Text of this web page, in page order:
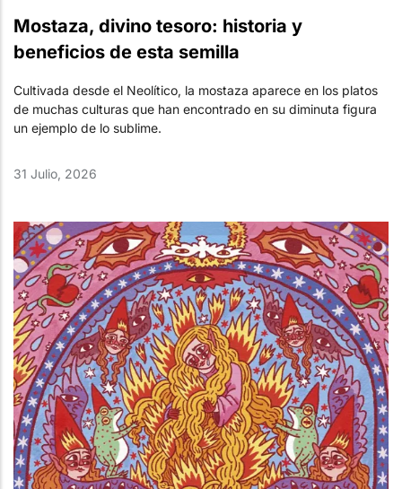
Mostaza, divino tesoro: historia y
beneficios de esta semilla
Cultivada desde el Neolítico, la mostaza aparece en los platos
de muchas culturas que han encontrado en su diminuta figura
un ejemplo de lo sublime.
31 Julio, 2026